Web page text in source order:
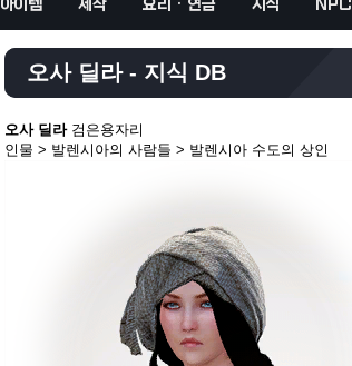
아이템 제작 요리 · 연금 지식 NPC
오사 딜라 - 지식 DB
오사 딜라 검은용자리
인물 > 발렌시아의 사람들 > 발렌시아 수도의 상인